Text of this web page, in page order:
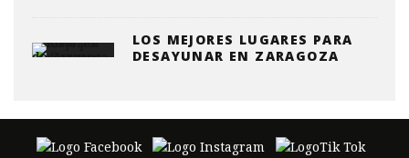
LOS MEJORES LUGARES PARA
DESAYUNAR EN ZARAGOZA